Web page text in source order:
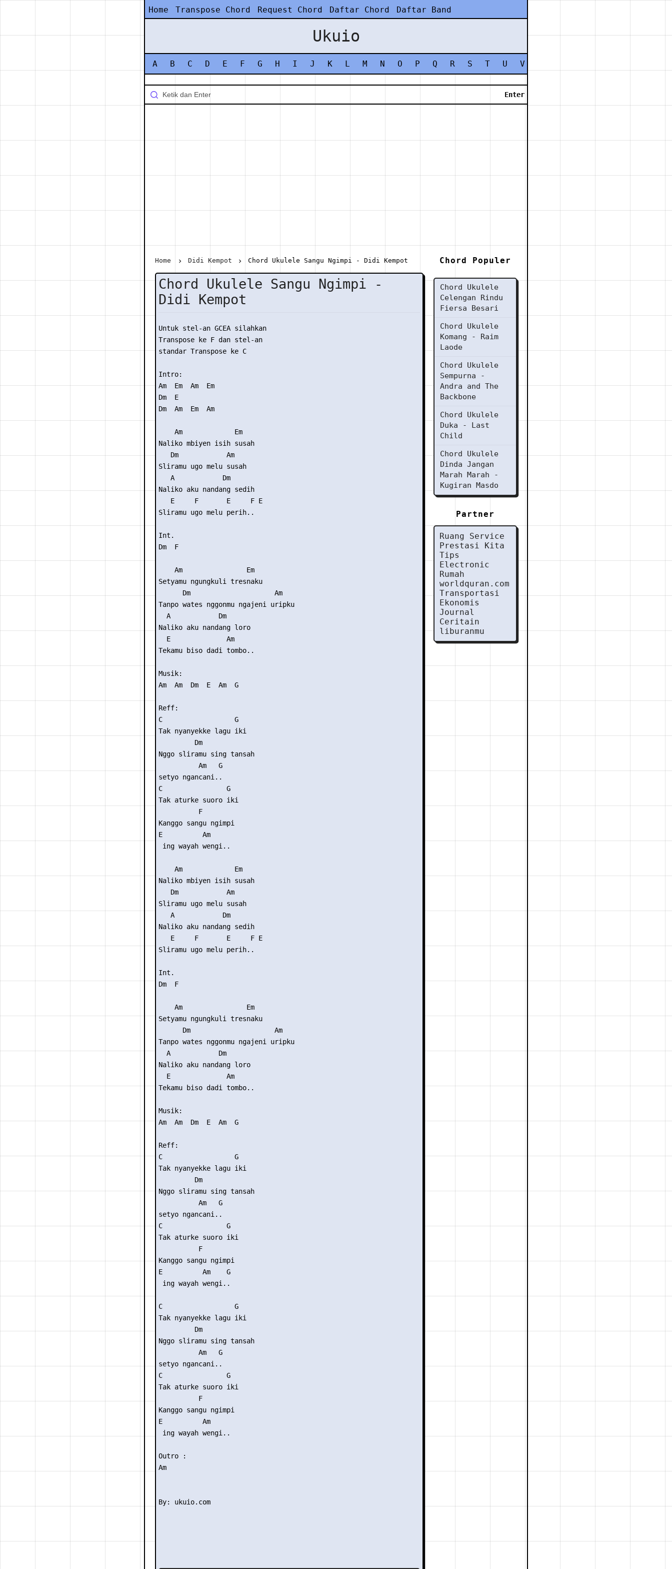
Home Transpose Chord Request Chord Daftar Chord Daftar Band
Ukuio
A B C D E F G H I J K L M N O P Q R S T U V
Home Didi Kempot Chord Ukulele Sangu Ngimpi - Didi Kempot
Chord Ukulele Sangu Ngimpi -
Didi Kempot
Untuk stel-an GCEA silahkan
Transpose ke F dan stel-an
standar Transpose ke C
Intro:
Am  Em  Am  Em
Dm  E
Dm  Am  Em  Am
    Am             Em
Naliko mbiyen isih susah
   Dm            Am
Sliramu ugo melu susah
   A            Dm
Naliko aku nandang sedih
   E     F       E     F E
Sliramu ugo melu perih..
Int.
Dm  F
    Am                Em
Setyamu ngungkuli tresnaku
      Dm                     Am
Tanpo wates nggonmu ngajeni uripku
  A            Dm
Naliko aku nandang loro
  E              Am
Tekamu biso dadi tombo..
Musik:
Am  Am  Dm  E  Am  G
Reff:
C                  G
Tak nyanyekke lagu iki
         Dm
Nggo sliramu sing tansah
          Am   G
setyo ngancani..
C                G
Tak aturke suoro iki
          F
Kanggo sangu ngimpi
E          Am
ing wayah wengi..
    Am             Em
Naliko mbiyen isih susah
   Dm            Am
Sliramu ugo melu susah
   A            Dm
Naliko aku nandang sedih
   E     F       E     F E
Sliramu ugo melu perih..
Int.
Dm  F
    Am                Em
Setyamu ngungkuli tresnaku
      Dm                     Am
Tanpo wates nggonmu ngajeni uripku
  A            Dm
Naliko aku nandang loro
  E              Am
Tekamu biso dadi tombo..
Musik:
Am  Am  Dm  E  Am  G
Reff:
C                  G
Tak nyanyekke lagu iki
         Dm
Nggo sliramu sing tansah
          Am   G
setyo ngancani..
C                G
Tak aturke suoro iki
          F
Kanggo sangu ngimpi
E          Am    G
ing wayah wengi..
C                  G
Tak nyanyekke lagu iki
         Dm
Nggo sliramu sing tansah
          Am   G
setyo ngancani..
C                G
Tak aturke suoro iki
          F
Kanggo sangu ngimpi
E          Am
ing wayah wengi..
Outro :
Am
Chord Populer
Chord Ukulele
Celengan Rindu
Fiersa Besari
Chord Ukulele
Komang - Raim
Laode
Chord Ukulele
Sempurna -
Andra and The
Backbone
Chord Ukulele
Duka - Last
Child
Chord Ukulele
Dinda Jangan
Marah Marah -
Kugiran Masdo
Partner
Ruang Service
Prestasi Kita
Tips
Electronic
Rumah
worldquran.com
Transportasi
Ekonomis
Journal
Ceritain
liburanmu